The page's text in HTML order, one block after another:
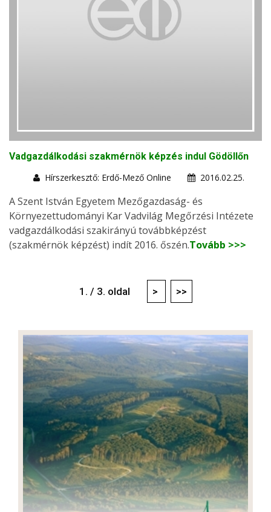
Vadgazdálkodási szakmérnök képzés indul Gödöllőn
Hírszerkesztő: Erdő-Mező Online
2016.02.25.
A Szent István Egyetem Mezőgazdaság- és
Környezettudományi Kar Vadvilág Megőrzési Intézete
vadgazdálkodási szakirányú továbbképzést
(szakmérnök képzést) indít 2016. őszén.Tovább >>>
1. / 3. oldal > >>